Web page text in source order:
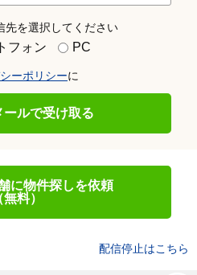
先を選択してください
フォン PC
ーポリシーに
ールで受け取る
に物件探しを依頼
無料）
配信停止はこちら